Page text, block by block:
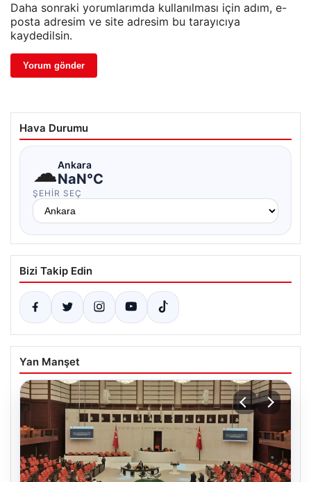
Daha sonraki yorumlarımda kullanılması için adım, e-
posta adresim ve site adresim bu tarayıcıya
kaydedilsin.
Hava Durumu
☁Ankara
NaN°C
ŞEHIR SEÇ
Bizi Takip Edin
Yan Manşet